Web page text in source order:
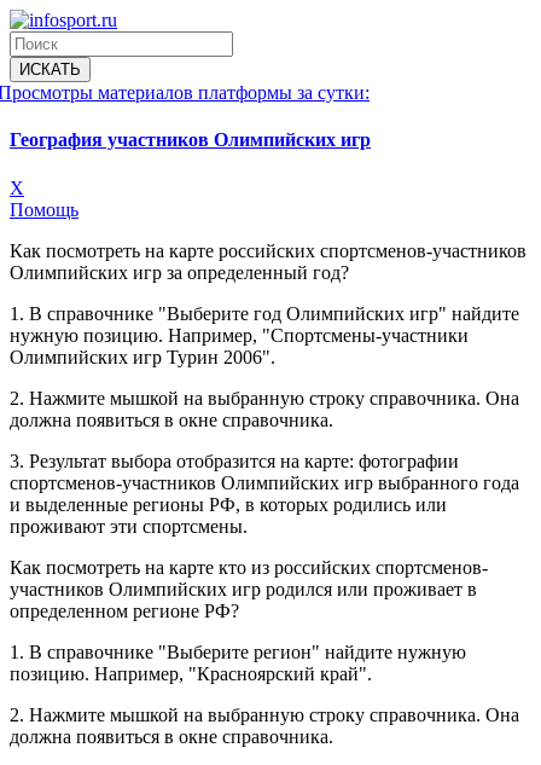
материалов платформы за сутки:
География участников Олимпийских игр
X
Помощь
Как посмотреть на карте российских спортсменов-участников
Олимпийских игр за определенный год?
1. В справочнике "Выберите год Олимпийских игр" найдите
нужную позицию. Например, "Спортсмены-участники
Олимпийских игр Турин 2006".
2. Нажмите мышкой на выбранную строку справочника. Она
должна появиться в окне справочника.
3. Результат выбора отобразится на карте: фотографии
спортсменов-участников Олимпийских игр выбранного года
и выделенные регионы РФ, в которых родились или
проживают эти спортсмены.
Как посмотреть на карте кто из российских спортсменов-
участников Олимпийских игр родился или проживает в
определенном регионе РФ?
1. В справочнике "Выберите регион" найдите нужную
позицию. Например, "Красноярский край".
2. Нажмите мышкой на выбранную строку справочника. Она
должна появиться в окне справочника.